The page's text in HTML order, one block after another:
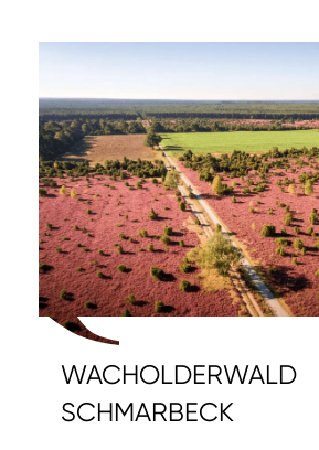
WACHOLDERWALD
SCHMARBECK